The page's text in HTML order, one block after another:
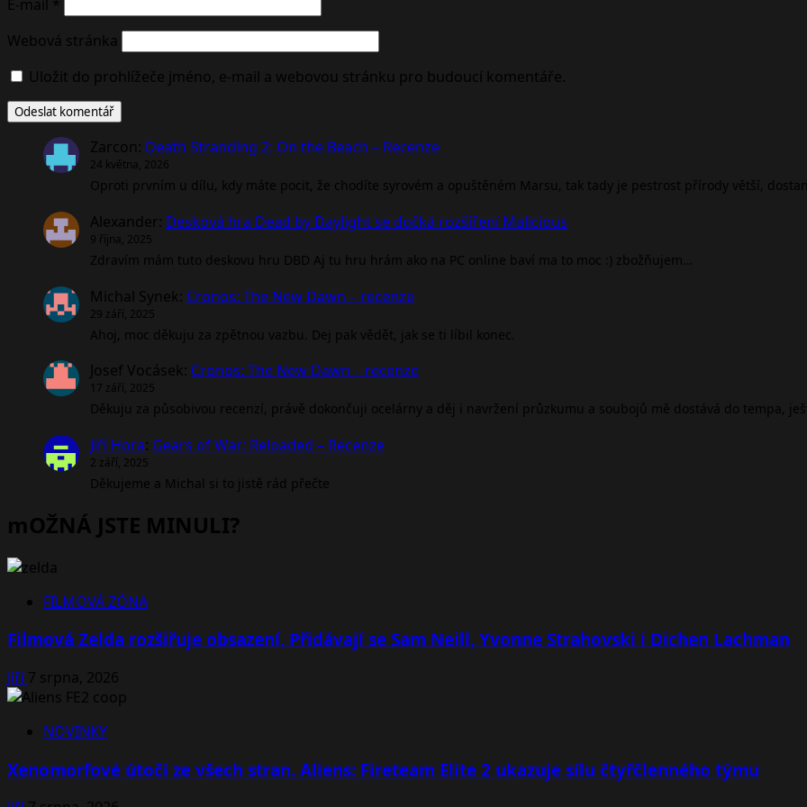
E-mail *
Webová stránka
Uložit do prohlížeče jméno, e-mail a webovou stránku pro budoucí komentáře.
Zarcon: Death Stranding 2: On the Beach – Recenze
24 května, 2026
Oproti prvním u dílu, kdy máte pocit, že chodíte syrovém a opuštěném Marsu, tak tady je pestrost přírody větší,
Alexander: Desková hra Dead by Daylight se dočká rozšíření Malicious
9 října, 2025
Zdravím mám tuto deskovu hru DBD Aj tu hru hrám ako na PC online baví ma to moc :) zbožňujem…
Michal Synek: Cronos: The New Dawn – recenze
29 září, 2025
Ahoj, moc děkuju za zpětnou vazbu. Dej pak vědět, jak se ti líbil konec.
Josef Vocásek: Cronos: The New Dawn – recenze
17 září, 2025
Děkuju za působivou recenzí, právě dokončuji ocelárny a děj i navržení průzkumu a soubojů mě dostává do tempa,
Jiří Hora: Gears of War: Reloaded – Recenze
2 září, 2025
Děkujeme a Michal si to jistě rád přečte
mOŽNÁ JSTE MINULI?
FILMOVÁ ZÓNA
Filmová Zelda rozšiřuje obsazení. Přidávají se Sam Neill, Yvonne Strahovski i Dichen Lachman
Jiří7 srpna, 2026
NOVINKY
Xenomorfové útočí ze všech stran. Aliens: Fireteam Elite 2 ukazuje sílu čtyřčlenného týmu